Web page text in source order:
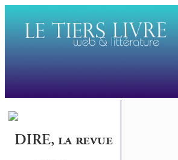
DIRE, la revue